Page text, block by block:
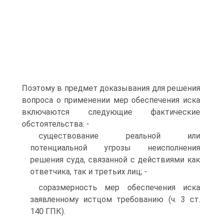
Поэтому в предмет доказывания для решения
вопроса о применении мер обеспечения иска
включаются следующие фактические
обстоятельства: -
существование реальной или
потенциальной угрозы неисполнения
решения суда, связанной с действиями как
ответчика, так и третьих лиц; -
соразмерность мер обеспечения иска
заявленному истцом требованию (ч. 3 ст.
140 ГПК).